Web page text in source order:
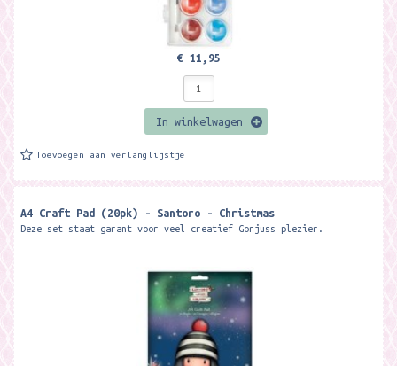
€ 11,95
In winkelwagen
Toevoegen aan verlanglijstje
A4 Craft Pad (20pk) - Santoro - Christmas
Deze set staat garant voor veel creatief Gorjuss plezier.